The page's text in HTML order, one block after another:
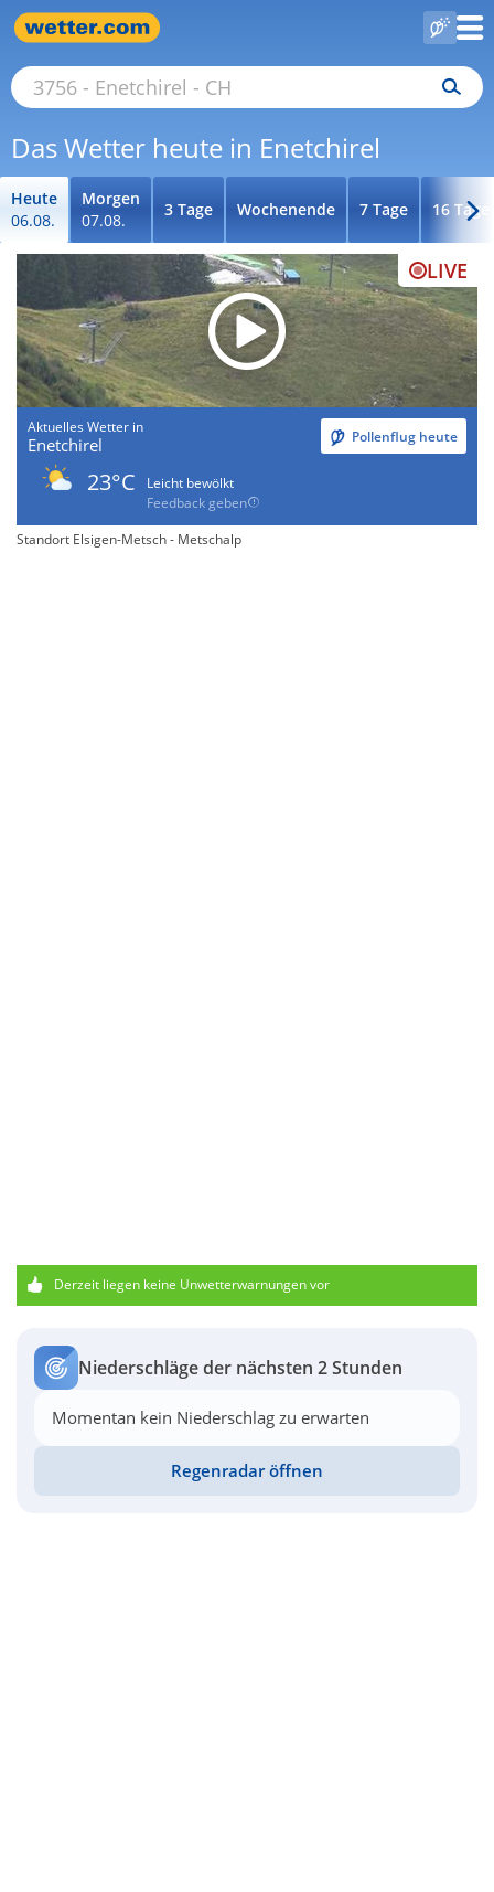
Das Wetter heute in Enetchirel
Heute
06.08.
Morgen
07.08.
3 Tage Wochenende 7 Tage 16 Tage
LIVE
Aktuelles Wetter in
Enetchirel Pollenflug heute
23°C
Leicht bewölkt
Feedback geben
Standort Elsigen-Metsch - Metschalp
Derzeit liegen keine Unwetterwarnungen vor
Niederschläge der nächsten 2 Stunden
Momentan kein Niederschlag zu erwarten
Regenradar öffnen